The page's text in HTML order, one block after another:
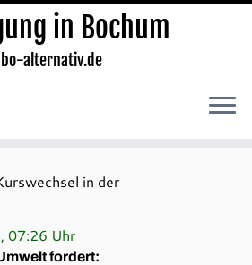
in Bochum
bo-alternativ.de
in der
07:26 Uhr
fordert: